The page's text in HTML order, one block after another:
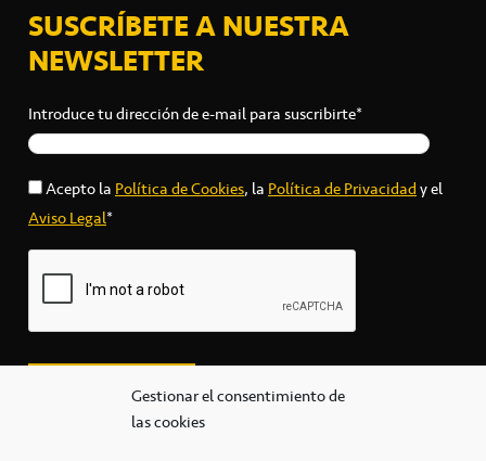
Gestionar el consentimiento de
las cookies
SUSCRÍBETE A NUESTRA
NEWSLETTER
Introduce tu dirección de e-mail para suscribirte*
Acepto la Política de Cookies, la Política de Privacidady el
Aviso Legal*